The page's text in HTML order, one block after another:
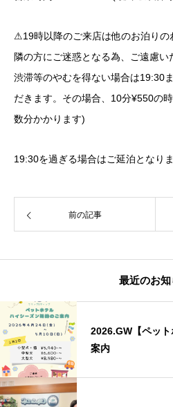
⚠︎19時以降のご来店は他のお泊りの
隣の方にご迷惑となる為、ご遠慮い
渋滞等のやむを得ない場合は19:30
だきます。その場合、10分¥550の
数分かかります)
19:30を過ぎる場合はご延泊となり
前の記事
最近のお知
2026.GW【ペッ
案内